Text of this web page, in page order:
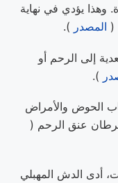
وهذا يؤدي في نهاية
( المصدر ).
إلى الرحم أو
).
الحوض والأمراض
سرطان عنق الرحم (
أدى الدش المهبلي